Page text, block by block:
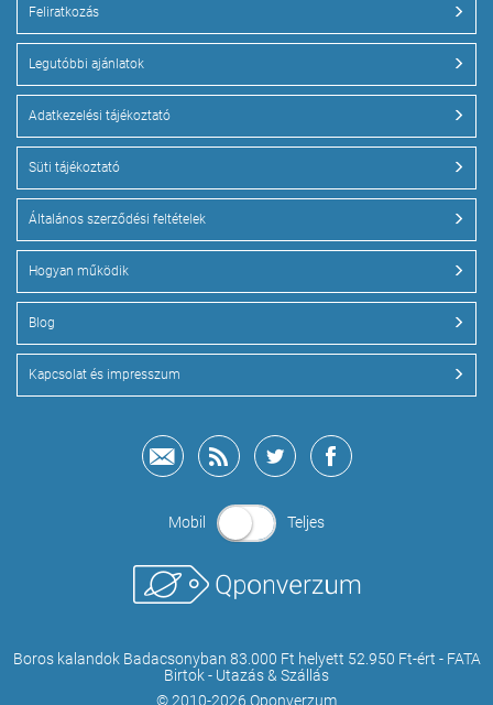
Feliratkozás
Legutóbbi ajánlatok
Adatkezelési tájékoztató
Süti tájékoztató
Általános szerződési feltételek
Hogyan működik
Blog
Kapcsolat és impresszum
Mobil Teljes
Boros kalandok Badacsonyban 83.000 Ft helyett 52.950 Ft-ért - FATA
Birtok - Utazás & Szállás
© 2010-2026 Qponverzum